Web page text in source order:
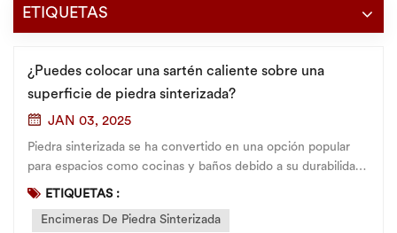
ETIQUETAS
¿Puedes colocar una sartén caliente sobre una
superficie de piedra sinterizada?
JAN 03, 2025
Piedra sinterizada se ha convertido en una opción popular
para espacios como cocinas y baños debido a su durabilidad
superior, estética y facilidad de mantenimiento. Entonces,
colocar una sartén caliente directamente sobre una
ETIQUETAS :
Encimeras De Piedra Sinterizada